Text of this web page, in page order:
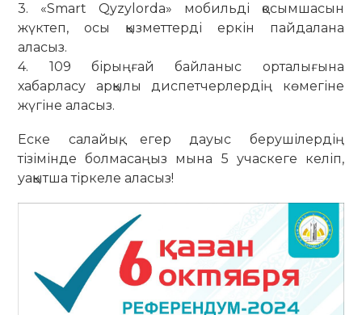
3. «Smart Qyzylorda» мобильді қосымшасын
жүктеп, осы қызметтерді еркін пайдалана
аласыз.
4. 109 бірыңғай байланыс орталығына
хабарласу арқылы диспетчерлердің көмегіне
жүгіне аласыз.
Еске салайық, егер дауыс берушілердің
тізімінде болмасаңыз мына 5 учаскеге келіп,
уақытша тіркеле аласыз!